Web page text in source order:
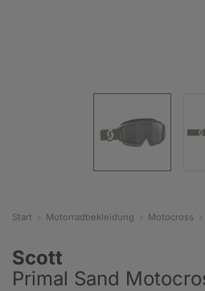
Start Motorradbekleidung Motocross
Scott
Primal Sand